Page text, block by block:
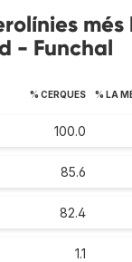
- Funchal
% CERQUES % LA
100.0
85.6
82.4
1.1